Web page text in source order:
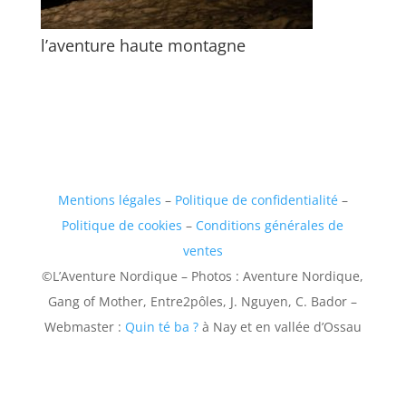
l’aventure haute montagne
Mentions légales – Politique de confidentialité–
Politique de cookies – Conditions générales de
ventes
©L’Aventure Nordique – Photos : Aventure Nordique,
Gang of Mother, Entre2pôles, J. Nguyen, C. Bador –
Webmaster : Quin té ba ?à Nay et en vallée d’Ossau